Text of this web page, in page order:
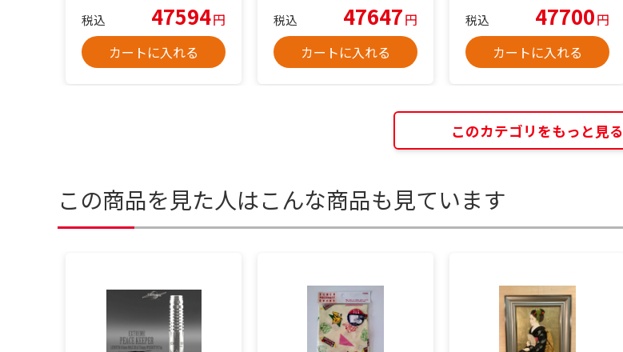
税込 47594円
カートに入れる
税込 47647円
カートに入れる
税込 47700円
カートに入れる
このカテゴリをもっと見る
この商品を見た人はこんな商品も見ています